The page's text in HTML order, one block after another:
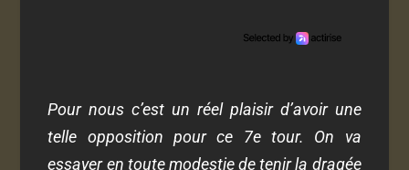
Pour nous c’est un réel plaisir d’avoir une
telle opposition pour ce 7etour. On va
essayer en toute modestie de tenir la dragée